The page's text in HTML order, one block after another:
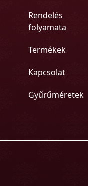
Rendelés
folyamata
Termékek
Kapcsolat
Gyűrűméretek